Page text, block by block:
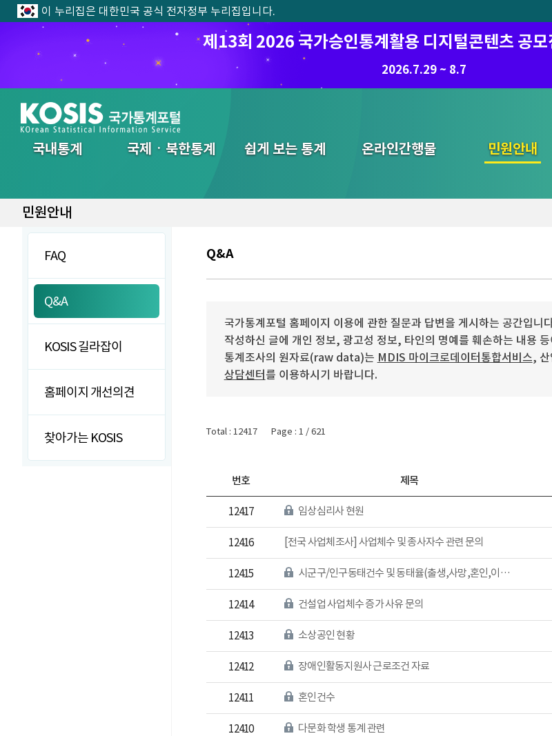
이 누리집은 대한민국 공식 전자정부 누리집입니다.
제13회 2026 국가승인통계활용 디지털콘텐츠 공모
2026.7.29 ~ 8.7
국내통계 국제ㆍ북한통계 쉽게 보는 통계 온라인간행물 민원안내
통합검색
민원안내
FAQ
Q&A
KOSIS 길라잡이
홈페이지 개선의견
찾아가는 KOSIS
Q&A
국가통계포털 홈페이지 이용에 관한 질문과 답변을 게시하는 공간입
작성하신 글에 개인 정보, 광고성 정보, 타인의 명예를 훼손하는 내용
통계조사의 원자료(raw data)는 MDIS 마이크로데이터통합서비스,
상담센터 를 이용하시기 바랍니다.
Total : 12417 Page : 1 / 621
번호 제목
12417 임상심리사 현원
12416 [전국 사업체조사] 사업체수 및 종사자수 관련 문의
12415 시군구/인구동태건수 및 동태율(출생,사망,혼인,이혼) 자료 문의
12414 건설업 사업체수 증가 사유 문의
12413 소상공인 현황
12412 장애인활동지원사 근로조건 자료
12411 혼인건수
12410 다문화 학생 통계 관련